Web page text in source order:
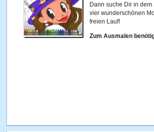
Dann suche Dir in dem
vier wunderschönen
freien Lauf!
Zum Ausmalen